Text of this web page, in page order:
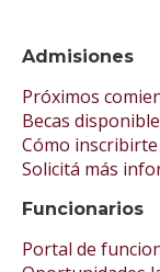
Admisiones
Próximos
Becas
Cómo inscribirte
Solicitá más
Funcionarios
Portal de